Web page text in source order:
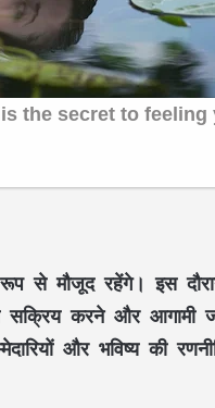
से मौजूद रहेंगे। इस
करने और आगामी
और भविष्य की